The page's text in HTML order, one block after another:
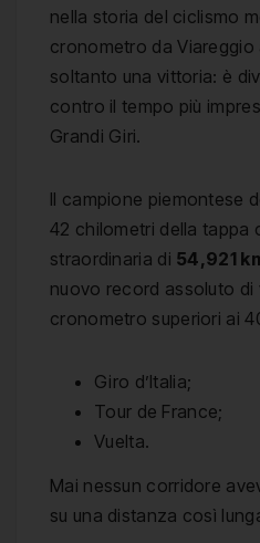
nella storia del ciclismo
cronometro da
soltanto una vittoria: è
contro il tempo più
Grandi Giri.
Il campione piemontese
42 chilometri della tappa
straordinaria di 54,921
nuovo record assoluto di
cronometro superiori ai
Giro d’Italia;
Tour de France;
Vuelta.
Mai nessun corridore
su una distanza così